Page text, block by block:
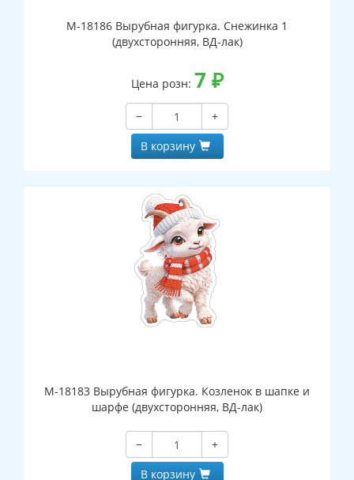
М-18186 Вырубная фигурка. Снежинка 1
(двухсторонняя, ВД-лак)
Цена розн: 7 ₽
−
+
В корзину
М-18183 Вырубная фигурка. Козленок в шапке и
шарфе (двухсторонняя, ВД-лак)
−
+
В корзину